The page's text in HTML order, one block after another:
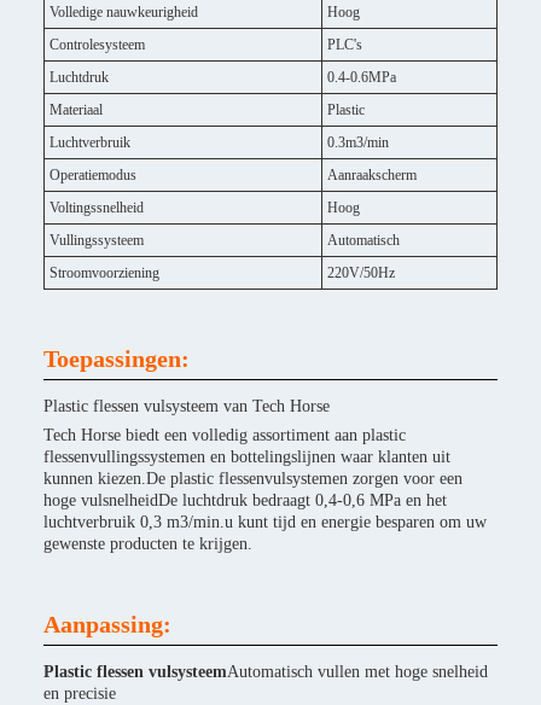
Volledige nauwkeurigheid
Hoog
Controlesysteem
PLC's
Luchtdruk
0.4-0.6MPa
Materiaal
Plastic
Luchtverbruik
0.3m3/min
Operatiemodus
Aanraakscherm
Voltingssnelheid
Hoog
Vullingssysteem
Automatisch
Stroomvoorziening
220V/50Hz
Toepassingen:
Plastic flessen vulsysteem van Tech Horse
Tech Horse biedt een volledig assortiment aan plastic
flessenvullingssystemen en bottelingslijnen waar klanten uit
kunnen kiezen.De plastic flessenvulsystemen zorgen voor een
hoge vulsnelheidDe luchtdruk bedraagt 0,4-0,6 MPa en het
luchtverbruik 0,3 m3/min.u kunt tijd en energie besparen om uw
gewenste producten te krijgen.
Aanpassing:
Plastic flessen vulsysteemAutomatisch vullen met hoge snelheid
en precisie